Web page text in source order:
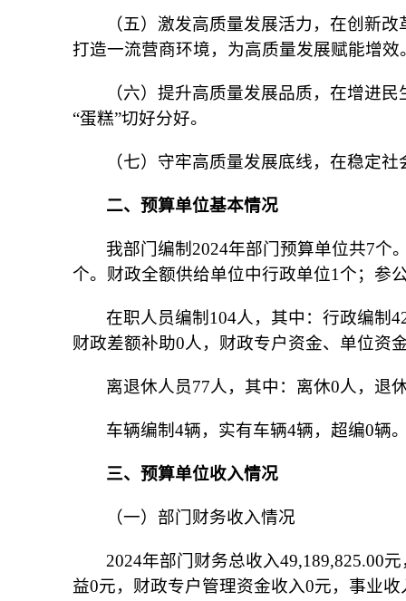
（五）激发高质量发展活力，在创新
打造一流营商环境，为高质量发展赋能增效
（六）提升高质量发展品质，在增进
“蛋糕”切好分好。
（七）守牢高质量发展底线，在稳定
二、预算单位基本情况
我部门编制2024年部门预算单位共7个
个。财政全额供给单位中行政单位1个；参
在职人员编制104人，其中：行政编制
财政差额补助0人，财政专户资金、单位资
离退休人员77人，其中：离休0人，退
车辆编制4辆，实有车辆4辆，超编0辆
三、预算单位收入情况
（一）部门财务收入情况
2024年部门财务总收入49,189,825.00
益0元，财政专户管理资金收入0元，事业